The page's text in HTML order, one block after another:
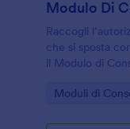
Raccogli
che si sposta
il Modulo di
vogliono
Go to
Moduli di